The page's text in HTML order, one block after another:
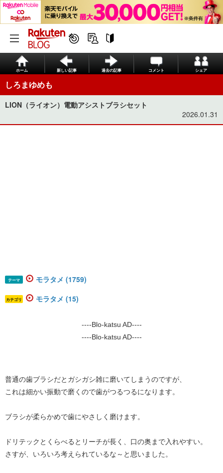
ホーム 新しい記事 過去の記事 コメント シェア
しろまゆめも
LION（ライオン）電動アシストブラシセット
2026.01.31
テーマ モラタメ (1759)
カテゴリ モラタメ (15)
----Blo-katsu AD----
----Blo-katsu AD----
普通の歯ブラシだとガシガシ雑に磨いてしまうのですが、
これは細かい振動で磨くので歯がつるつるになります。
ブラシが柔らかめで歯にやさしく磨けます。
ドリテックとくらべるとリーチが長く、口の奥まで入れやすい。
さすが、いろいろ考えられているな～と思いました。